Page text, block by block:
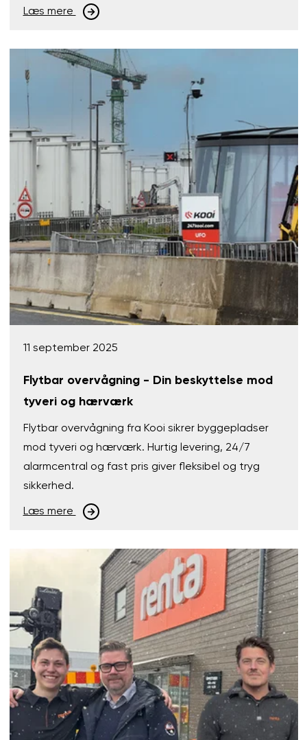
Læs mere
11 september 2025
Flytbar overvågning - Din beskyttelse mod
tyveri og hærværk
Flytbar overvågning fra Kooi sikrer byggepladser
mod tyveri og hærværk. Hurtig levering, 24/7
alarmcentral og fast pris giver fleksibel og tryg
sikkerhed.
Læs mere